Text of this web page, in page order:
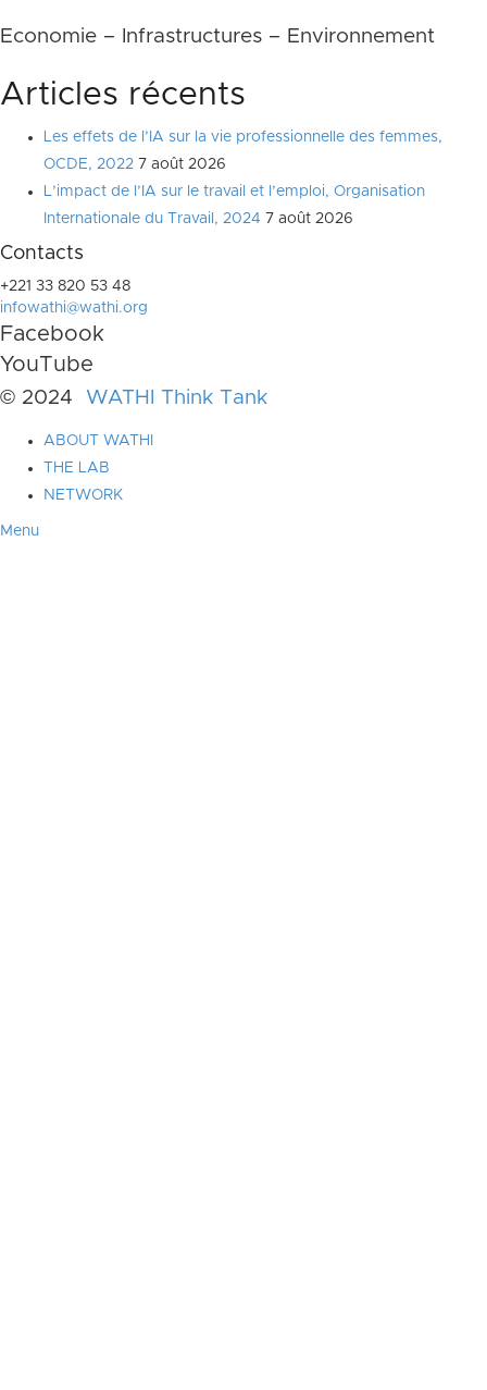
Economie – Infrastructures – Environnement
Articles récents
Les effets de l’IA sur la vie professionnelle des femmes,
OCDE, 2022 7 août 2026
L’impact de l’IA sur le travail et l’emploi, Organisation
Internationale du Travail, 2024 7 août 2026
Contacts
+221 33 820 53 48
infowathi@wathi.org
Facebook
YouTube
© 2024 WATHI Think Tank
ABOUT WATHI
THE LAB
NETWORK
Menu